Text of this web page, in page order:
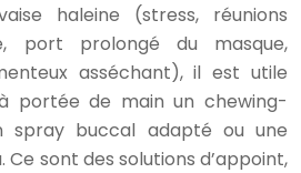
haleine (stress, réunions
port prolongé du masque,
asséchant), il est utile
portée de main un chewing-
spray buccal adapté ou une
Ce sont des solutions d’appoint,